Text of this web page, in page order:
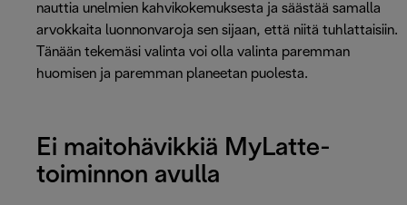
nauttia unelmien kahvikokemuksesta ja säästää samalla
arvokkaita luonnonvaroja sen sijaan, että niitä tuhlattaisiin.
Tänään tekemäsi valinta voi olla valinta paremman
huomisen ja paremman planeetan puolesta.
Ei maitohävikkiä MyLatte-
toiminnon avulla